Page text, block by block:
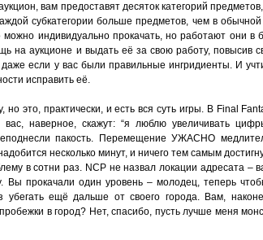
вам предоставят десяток категорий
субкатегории больше предметов, чем в
индивидуально прокачать, но работают они в
на аукционе и выдать её за свою работу, повысив
если у вас были правильные ингридиенты. И
исправить её.
это, практически, и есть вся суть игры. В Final
наверное, скажут: “я люблю увеличивать
пакость. Перемещение УЖАСНО
несколько минут, и ничего тем самым
в сотни раз. NCP не назвал локации адресата –
Вы прокачали один уровень – молодец, теперь
ещё дальше от своего города. Вам,
в город? Нет, спасибо, пусть лучше меня